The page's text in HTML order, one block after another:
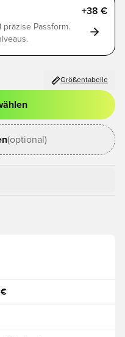
+38 €
Passform.
Größentabelle
oder Registrieren
(optional)
€